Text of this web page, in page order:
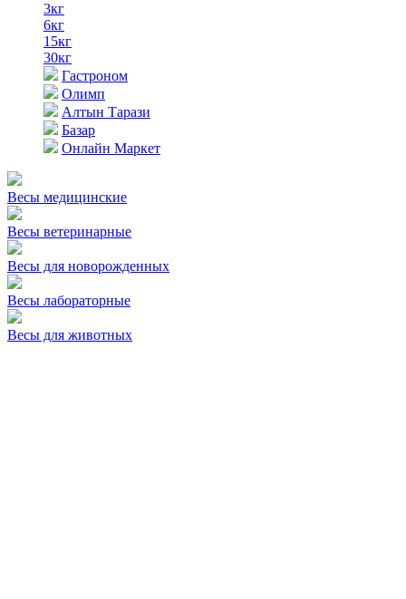
3кг
6кг
15кг
30кг
Гастроном
Олимп
Алтын Тарази
Базар
Онлайн Маркет
Весы медицинские
Весы ветеринарные
Весы для новорожденных
Весы лабораторные
Весы для животных